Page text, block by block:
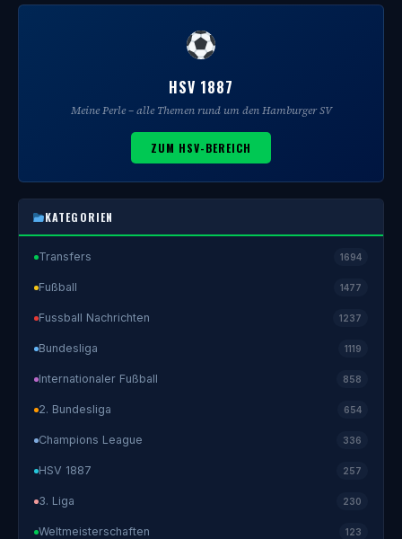
HSV 1887
Meine Perle – alle Themen rund um den Hamburger SV
ZUM HSV-BEREICH
KATEGORIEN
Transfers 1694
Fußball 1477
Fussball Nachrichten 1237
Bundesliga 1119
Internationaler Fußball 858
2. Bundesliga 654
Champions League 336
HSV 1887 257
3. Liga 230
Weltmeisterschaften 123